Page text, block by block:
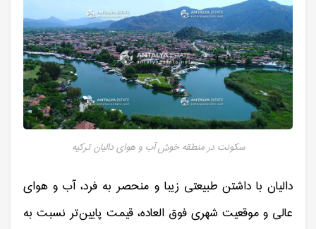
سکونت در منطقه خوش آب و هوای دالیان ترکیه
دالیان با داشتن طبیعتی زیبا و منحصر به فرد، آب و هوای
عالی و موقعیت شهری فوق العاده، قیمت پایین‌تر نسبت به